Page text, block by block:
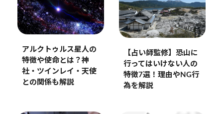
アルクトゥルス星人の
特徴や使命とは？神
社・ツインレイ・天使
との関係も解説
【占い師監修】恐山に
行ってはいけない人の
特徴7選！理由やNG行
為を解説